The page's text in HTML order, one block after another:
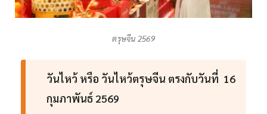
ตรุษจีน 2569
วันไหว้ หรือ วันไหว้ตรุษจีน ตรงกับวันที่ 16
กุมภาพันธ์ 2569